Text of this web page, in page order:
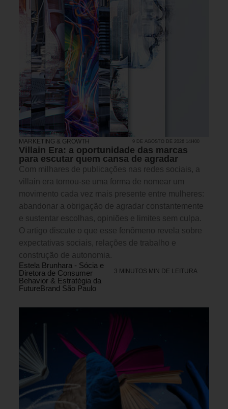
MARKETING & GROWTH 9 DE AGOSTO DE 2026 14H00
Villain Era: a oportunidade das marcas
para escutar quem cansa de agradar
Com milhares de publicações nas redes sociais, a
villain era tornou-se uma forma de nomear um
movimento cada vez mais presente entre mulheres:
abandonar a obrigação de agradar constantemente
e sustentar escolhas, opiniões e limites sem culpa.
O artigo discute o que esse fenômeno revela sobre
expectativas sociais, relações de trabalho e
construção de autonomia.
Estela Brunhara - Sócia e
Diretora de Consumer
Behavior & Estratégia da
FutureBrand São Paulo
3 MINUTOS MIN DE LEITURA